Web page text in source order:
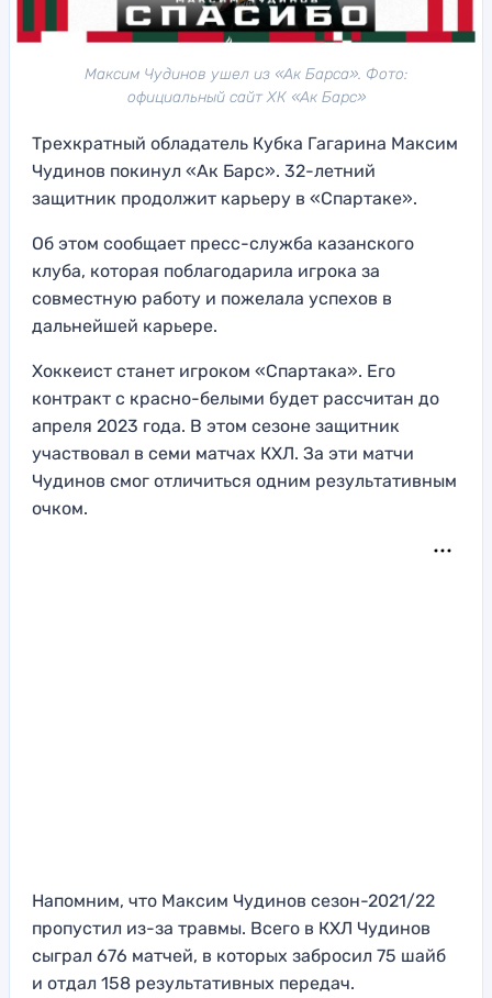
Максим Чудинов ушел из «Ак Барса». Фото:
официальный сайт ХК «Ак Барс»
Трехкратный обладатель Кубка Гагарина Максим
Чудинов покинул «Ак Барс». 32-летний
защитник продолжит карьеру в «Спартаке».
Об этом сообщает пресс-служба казанского
клуба, которая поблагодарила игрока за
совместную работу и пожелала успехов в
дальнейшей карьере.
Хоккеист станет игроком «Спартака». Его
контракт с красно-белыми будет рассчитан до
апреля 2023 года. В этом сезоне защитник
участвовал в семи матчах КХЛ. За эти матчи
Чудинов смог отличиться одним результативным
очком.
Напомним, что Максим Чудинов сезон-2021/22
пропустил из-за травмы. Всего в КХЛ Чудинов
сыграл 676 матчей, в которых забросил 75 шайб
и отдал 158 результативных передач.